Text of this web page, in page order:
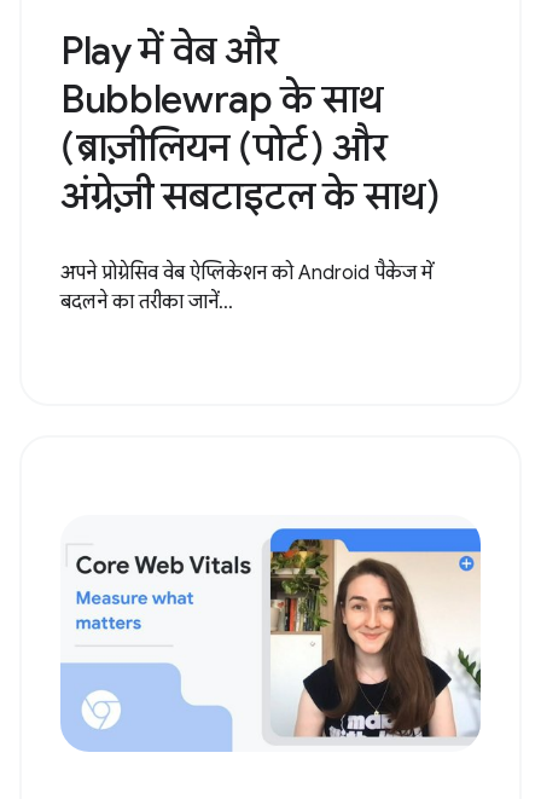
Play में वेब और
Bubblewrap के साथ
(ब्राज़ीलियन (पोर्ट) और
अंग्रेज़ी सबटाइटल के साथ)
अपने प्रोग्रेसिव वेब ऐप्लिकेशन को Android पैकेज में
बदलने का तरीका जानें...